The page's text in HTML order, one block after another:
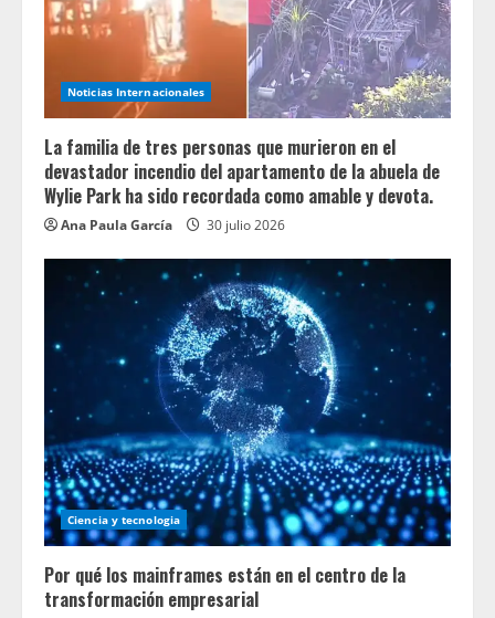
Noticias Internacionales
La familia de tres personas que murieron en el
devastador incendio del apartamento de la abuela de
Wylie Park ha sido recordada como amable y devota.
Ana Paula García 30 julio 2026
Ciencia y tecnologia
Por qué los mainframes están en el centro de la
transformación empresarial